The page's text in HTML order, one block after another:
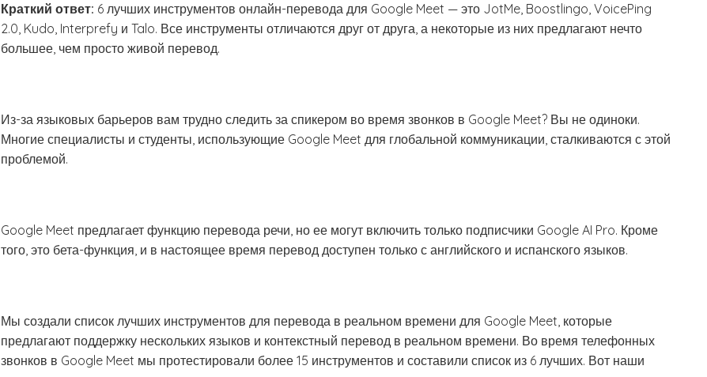
Краткий ответ: 6 лучших инструментов онлайн-перевода для Google Meet — это JotMe, Boostlingo, VoicePing
2.0, Kudo, Interprefy и Talo. Все инструменты отличаются друг от друга, а некоторые из них предлагают нечто
большее, чем просто живой перевод.
Из-за языковых барьеров вам трудно следить за спикером во время звонков в Google Meet? Вы не одиноки.
Многие специалисты и студенты, использующие Google Meet для глобальной коммуникации, сталкиваются с этой
проблемой.
Google Meet предлагает функцию перевода речи, но ее могут включить только подписчики Google AI Pro. Кроме
того, это бета-функция, и в настоящее время перевод доступен только с английского и испанского языков.
Мы создали список лучших инструментов для перевода в реальном времени для Google Meet, которые
предлагают поддержку нескольких языков и контекстный перевод в реальном времени. Во время телефонных
звонков в Google Meet мы протестировали более 15 инструментов и составили список из 6 лучших. Вот наши